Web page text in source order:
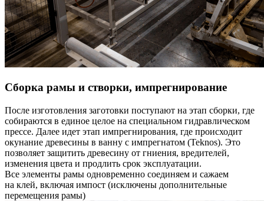
Сборка рамы и створки, импрегнирование
После изготовления заготовки поступают на этап сборки, где
собираются в единое целое на специальном гидравлическом
прессе. Далее идет этап импрегнирования, где происходит
окунание древесины в ванну с импрегнатом (Teknos). Это
позволяет защитить древесину от гниения, вредителей,
изменения цвета и продлить срок эксплуатации.
Все элементы рамы одновременно соединяем и сажаем
на клей, включая импост (исключены дополнительные
перемещения рамы)